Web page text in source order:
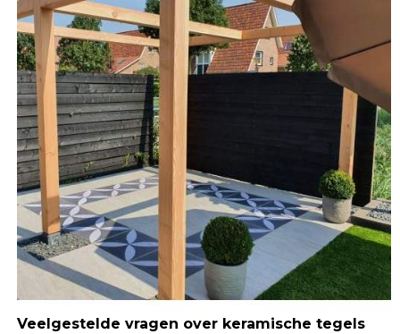
Veelgestelde vragen over keramische tegels